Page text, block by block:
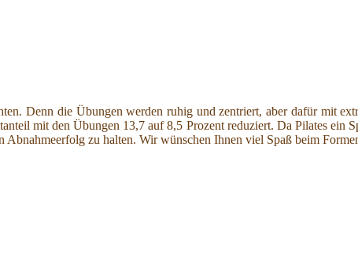
Denn die Übungen werden ruhig und zentriert, aber dafür mit
mit den Übungen 13,7 auf 8,5 Prozent reduziert. Da Pilates ein
zu halten. Wir wünschen Ihnen viel Spaß beim